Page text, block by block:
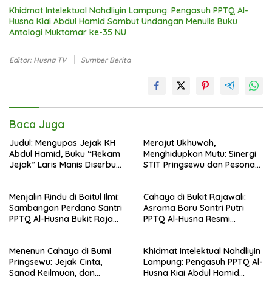
Khidmat Intelektual Nahdliyin Lampung: Pengasuh PPTQ Al-
Husna Kiai Abdul Hamid Sambut Undangan Menulis Buku
Antologi Muktamar ke-35 NU
Editor: Husna TV Sumber Berita
Baca Juga
Judul: Mengupas Jejak KH
Abdul Hamid, Buku “Rekam
Jejak” Laris Manis Diserbu
Merajut Ukhuwah,
Menghidupkan Mutu: Sinergi
STIT Pringsewu dan Pesona
Menjalin Rindu di Baitul Ilmi:
Sambangan Perdana Santri
PPTQ Al-Husna Bukit Raja
Suci
Cahaya di Bukit Rajawali:
Asrama Baru Santri Putri
PPTQ Al-Husna Resmi
Menenun Cahaya di Bumi
Pringsewu: Jejak Cinta,
Sanad Keilmuan, dan
Khidmat Intelektual Nahdliyin
Lampung: Pengasuh PPTQ Al-
Husna Kiai Abdul Hamid